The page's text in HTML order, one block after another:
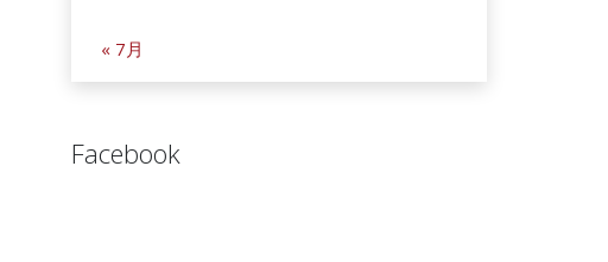
« 7月
Facebook